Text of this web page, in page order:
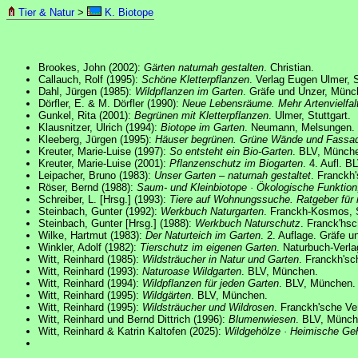
Tier & Natur> K. Biotope
Brookes, John (2002): Gärten naturnah gestalten . Christian.
Callauch, Rolf (1995): Schöne Kletterpflanzen . Verlag Eugen Ulmer,
Dahl, Jürgen (1985): Wildpflanzen im Garten . Gräfe und Unzer,
Dörfler, E. & M. Dörfler (1990): Neue Lebensräume. Mehr
Gunkel, Rita (2001): Begrünen mit Kletterpflanzen . Ulmer, Stuttgart.
Klausnitzer, Ulrich (1994): Biotope im Garten . Neumann, Melsungen.
Kleeberg, Jürgen (1995): Häuser begrünen. Grüne Wände und
Kreuter, Marie-Luise (1997): So entsteht ein Bio-Garten . BLV,
Kreuter, Marie-Luise (2001): Pflanzenschutz im Biogarten . 4. Aufl.
Leipacher, Bruno (1983): Unser Garten – naturnah gestaltet .
Röser, Bernd (1988): Saum- und Kleinbiotope · Ökologische
Schreiber, L. [Hrsg.] (1993): Tiere auf Wohnungssuche. Ratgeber für
Steinbach, Gunter (1992): Werkbuch Naturgarten . Franckh-Kosmos,
Steinbach, Gunter [Hrsg.] (1988): Werkbuch Naturschutz .
Wilke, Hartmut (1983): Der Naturteich im Garten . 2. Auflage. Gräfe
Winkler, Adolf (1982): Tierschutz im eigenen Garten . Naturbuch-
Witt, Reinhard (1985): Wildsträucher in Natur und Garten .
Witt, Reinhard (1993): Naturoase Wildgarten . BLV, München.
Witt, Reinhard (1994): Wildpflanzen für jeden Garten . BLV, München.
Witt, Reinhard (1995): Wildgärten . BLV, München.
Witt, Reinhard (1995): Wildsträucher und Wildrosen . Franckh'sche
Witt, Reinhard und Bernd Dittrich (1996): Blumenwiesen . BLV,
Witt, Reinhard & Katrin Kaltofen (2025): Wildgehölze · Heimische